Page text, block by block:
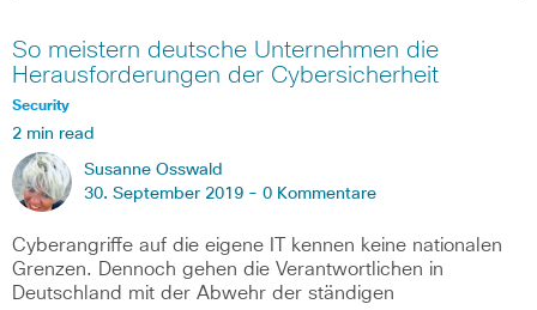
So meistern deutsche Unternehmen die
Herausforderungen der Cybersicherheit
Security
2 min read
Susanne Osswald
30. September 2019 - 0 Kommentare
Cyberangriffe auf die eigene IT kennen keine nationalen
Grenzen. Dennoch gehen die Verantwortlichen in
Deutschland mit der Abwehr der ständigen